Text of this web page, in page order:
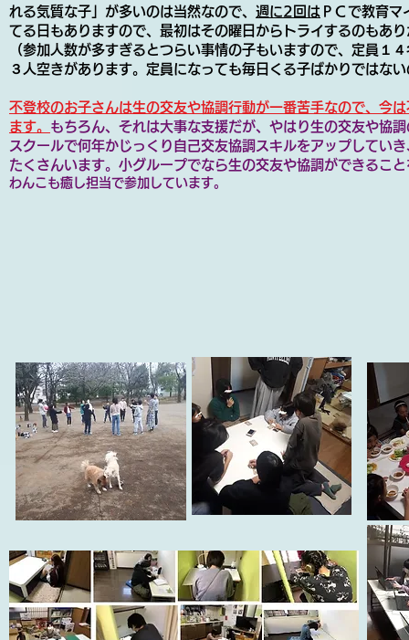
れる気質な子」が多いのは当然なので、 週に2回は ＰＣで教育
てる日もありますので、最初はその曜日からトライするのもあ
（参加人数が多すぎるとつらい事情の子もいますので、定員１
３人空きがあります。定員になっても毎日くる子ばかりではな
不登校のお子さんは生の交友や協調行動が一番苦手なので、今
ます。 もちろん、それは大事な支援だが、やはり生の交友や協
スクールで何年かじっくり自己交友協調スキルをアップしてい
たくさんいます。 小グループでなら生の交友や協調ができるこ
わんこも癒し担当で参加しています。